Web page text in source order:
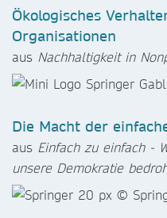
Ökologisches
Organisationen
aus Nachhaltigkeit in
Die Macht der
aus Einfach zu einfach -
unsere Demokratie